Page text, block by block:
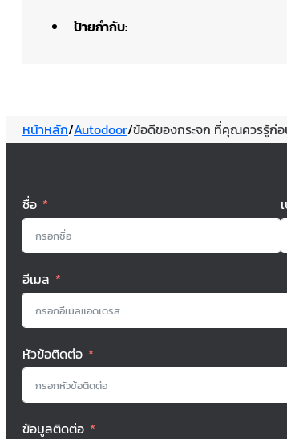
ป้ายกำกับ:
หน้าหลัก/Autodoor/ข้อดีของกระจก ที่คุณควรรู้ก่
ชื่อ
อีเมล
หัวข้อติดต่อ
ข้อมูลติดต่อ